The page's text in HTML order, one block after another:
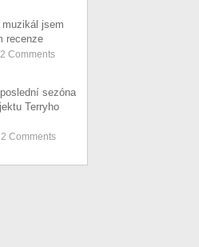
jsem
recenze
2 Comments
sezóna
Terryho
2 Comments